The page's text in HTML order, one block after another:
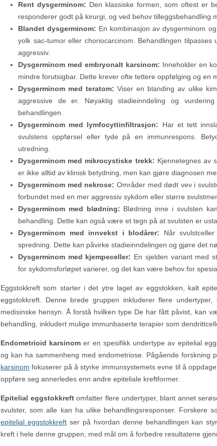
Rent dysgerminom: Den klassiske formen, som oftest er
responderer godt på kirurgi, og ved behov tilleggsbehandling
Blandet dysgerminom: En kombinasjon av dysgerminom
yolk sac-tumor eller choriocarcinom. Behandlingen
aggressiv.
Dysgerminom med embryonalt karsinom: Inneholder en
mindre forutsigbar. Dette krever ofte tettere oppfølging og en
Dysgerminom med teratom: Viser en blanding av ulike
aggressive de er. Nøyaktig stadieinndeling og
behandlingen.
Dysgerminom med lymfocyttinfiltrasjon: Har et tett
svulstens oppførsel eller tyde på en immunrespons.
utredning.
Dysgerminom med mikrocystiske trekk: Kjennetegnes av
er ikke alltid av klinisk betydning, men kan gjøre diagnosen
Dysgerminom med nekrose: Områder med dødt vev i
forbundet med en mer aggressiv sykdom eller større
Dysgerminom med blødning: Blødning inne i svulsten
behandling. Dette kan også være et tegn på at svulsten er
Dysgerminom med innvekst i blodårer: Når
spredning. Dette kan påvirke stadieinndelingen og gjøre det
Dysgerminom med kjempeceller: En sjelden variant med
for sykdomsforløpet varierer, og det kan være behov for
Eggstokkreft som starter i det ytre laget av eggstokken, kalt
eggstokkreft. Denne brede gruppen inkluderer flere
medisinske hensyn. Å forstå hvilken type De har fått påvist, kan
behandling, inkludert mulige immunbaserte terapier som
Endometrioid karsinom er en spesifikk undertype av epitelial
og kan ha sammenheng med endometriose. Pågående forskning
karsinom fokuserer på å styrke immunsystemets evne til å
oppføre seg annerledes enn andre epiteliale kreftformer.
Epitelial eggstokkreftomfatter flere undertyper, blant annet
svulster, som alle kan ha ulike behandlingsresponser. Forskere
epitelial eggstokkreftser på hvordan denne behandlingen kan
kreft i hele denne gruppen, med mål om å forbedre resultatene